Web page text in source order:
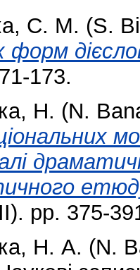
С. М. (S.
форм
173.
Н. (N.
pp. 375-
Н. А. (N.